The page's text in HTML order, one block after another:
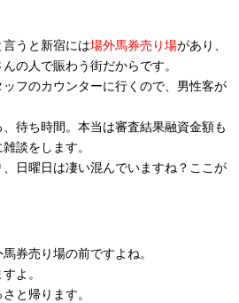
うと新宿には場外馬券売り場があり、
の人で賑わう街だからです。
フのカウンターに行くので、男性客が
待ち時間。本当は審査結果融資金額も
談をします。
日曜日は凄い混んでいますね？ここが
券売り場の前ですよね。
よ。
と帰ります。